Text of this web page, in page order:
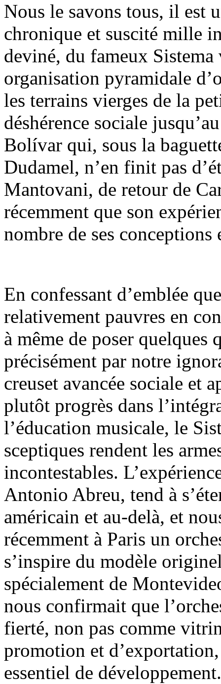
Nous le savons tous, il est
chronique et suscité mille
deviné, du fameux Sistema
organisation pyramidale
les terrains vierges de la
déshérence sociale
Bolívar qui, sous la
Dudamel, n’en finit pas
Mantovani, de retour de
récemment que son
nombre de ses conceptions
En confessant d’emblée
relativement pauvres en
à même de poser quelques
précisément par notre
creuset avancée sociale et
plutôt progrès dans
l’éducation musicale, le
sceptiques rendent les
incontestables.
Antonio Abreu, tend à
américain et au-delà, et
récemment à Paris un
s’inspire du modèle
spécialement de
nous confirmait que
fierté, non pas comme
promotion et
essentiel de développement.